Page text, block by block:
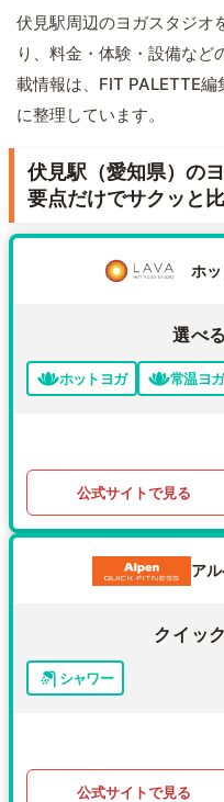
伏見駅周辺のヨガスタジオ
り、料金・体験・設備など
載情報は、FIT PALETTE
に整理しています。
伏見駅（愛知県）の
要点だけでサクッと
ホ
選べ
ホットヨガ 常温ヨガ
公式サイトで見る
ア
クイッ
シャワー
公式サイトで見る